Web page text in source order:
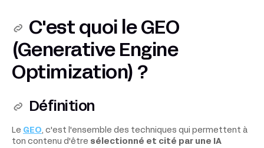
C'est quoi le GEO
(Generative Engine
Optimization) ?
Définition
Le GEO, c'est l'ensemble des techniques qui permettent à
ton contenu d'être sélectionné et cité par une IA